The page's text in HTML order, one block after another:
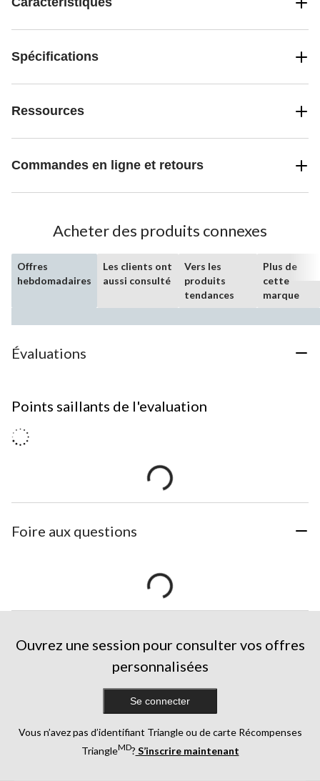
Spécifications
Ressources
Commandes en ligne et retours
Acheter des produits connexes
Offres
hebdomadaires
Les clients ont
aussi consulté
Vers les
produits
tendances
Plus de
cette
marque
Évaluations
Points saillants de l'evaluation
Foire aux questions
Ouvrez une session pour consulter vos offres
personnalisées
Se connecter
Vous n’avez pas d’identifiant Triangle ou de carte Récompenses
TriangleMD? S’inscrire maintenant